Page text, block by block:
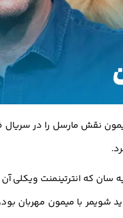
نقش مارسل را در سریال
.
سان که انترتینمنت ویکلی
با میمون مهربان